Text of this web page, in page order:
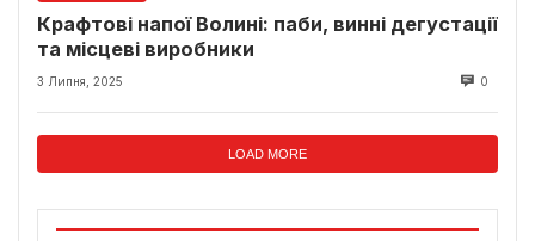
Крафтові напої Волині: паби, винні дегустації
та місцеві виробники
3 Липня, 2025 0
LOAD MORE